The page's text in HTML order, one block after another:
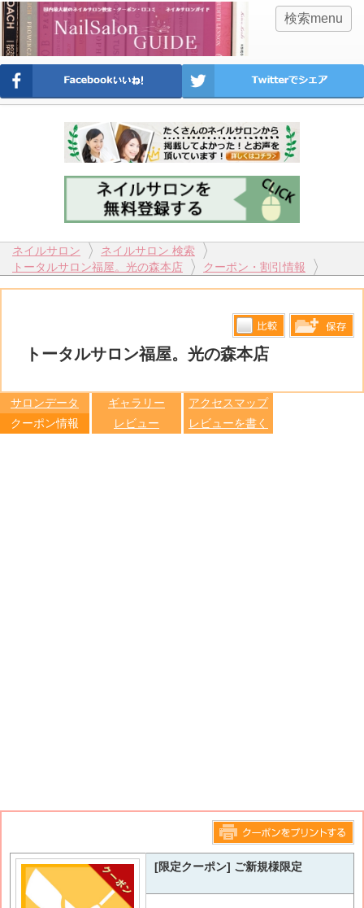
検索menu
ネイルサロン
ネイルサロン 検索
トータルサロン福屋。光の森本店
クーポン・割引情報
トータルサロン福屋。光の森本店
比較す
サロンデータ ギャラリー
アクセスマップ
クーポン情報
レビュー レビューを書く
このページをプリントする
[限定クーポン] ご新規様限定